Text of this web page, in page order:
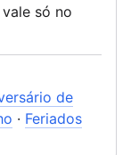
só no
de
· Feriados